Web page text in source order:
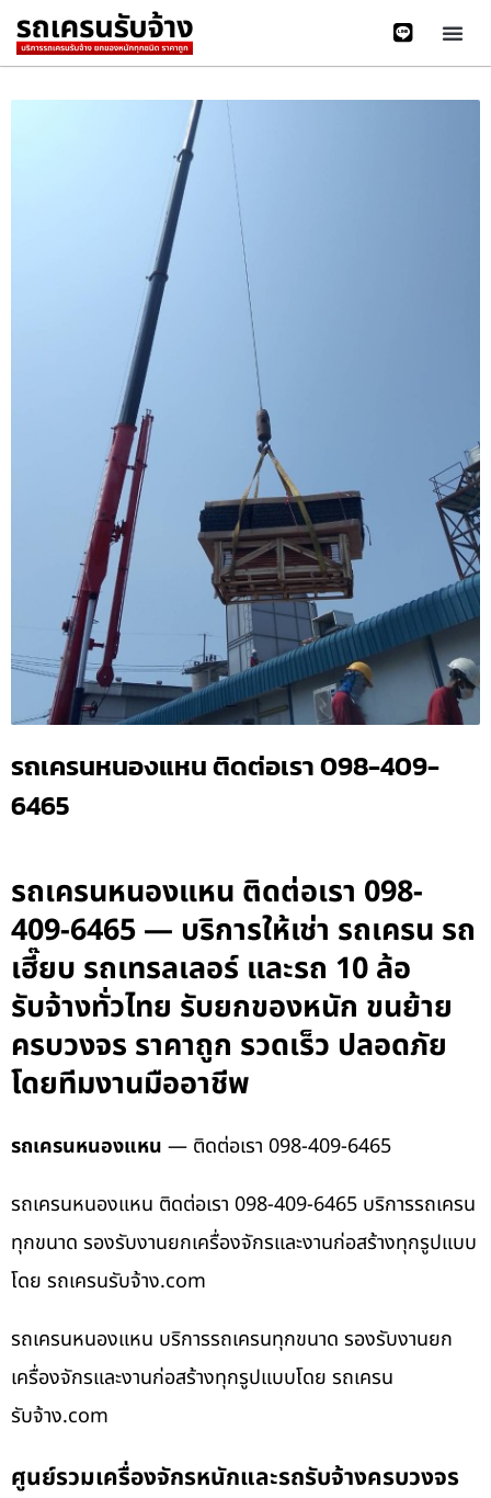
รถเครนหนองแหน ติดต่อเรา 098-409-
6465
รถเครนหนองแหน ติดต่อเรา 098-
409-6465 — บริการให้เช่า รถเครน รถ
เฮี๊ยบ รถเทรลเลอร์ และรถ 10 ล้อ
รับจ้างทั่วไทย รับยกของหนัก ขนย้าย
ครบวงจร ราคาถูก รวดเร็ว ปลอดภัย
โดยทีมงานมืออาชีพ
รถเครนหนองแหน — ติดต่อเรา 098-409-6465
รถเครนหนองแหน ติดต่อเรา 098-409-6465 บริการรถเครน
ทุกขนาด รองรับงานยกเครื่องจักรและงานก่อสร้างทุกรูปแบบ
โดย รถเครนรับจ้าง.com
รถเครนหนองแหน บริการรถเครนทุกขนาด รองรับงานยก
เครื่องจักรและงานก่อสร้างทุกรูปแบบโดย รถเครน
รับจ้าง.com
ศูนย์รวมเครื่องจักรหนักและรถรับจ้างครบวงจร